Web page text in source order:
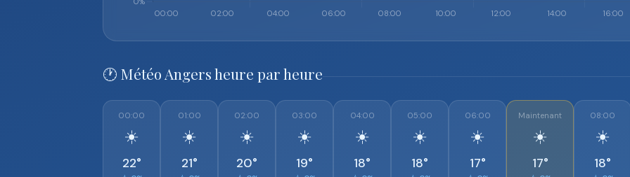
🕐 Météo Angers heure par heure
00:00
☀️
22°
01:00
☀️
21°
02:00
☀️
20°
03:00
☀️
19°
04:00
☀️
18°
05:00
☀️
18°
06:00
☀️
17°
Maintenant
☀️
17°
08:00
☀️
18°